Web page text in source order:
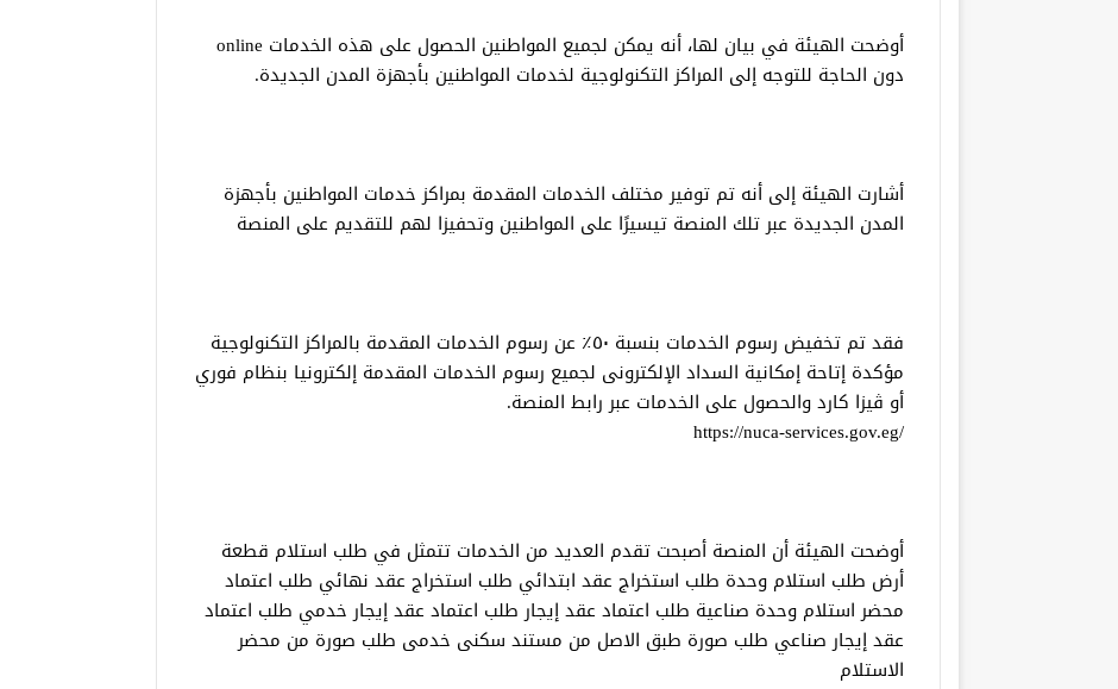
أوضحت الهيئة في بيان لها، أنه يمكن لجميع المواطنين الحصول على هذه الخدمات online
دون الحاجة للتوجه إلى المراكز التكنولوجية لخدمات المواطنين بأجهزة المدن الجديدة.
أشارت الهيئة إلى أنه تم توفير مختلف الخدمات المقدمة بمراكز خدمات المواطنين بأجهزة
المدن الجديدة عبر تلك المنصة تيسيرًا على المواطنين وتحفيزا لهم للتقديم على المنصة
فقد تم تخفيض رسوم الخدمات بنسبة ٥٠٪؜ عن رسوم الخدمات المقدمة بالمراكز التكنولوجية
مؤكدة إتاحة إمكانية السداد الإلكترونى لجميع رسوم الخدمات المقدمة إلكترونيا بنظام فوري
أو ڤيزا كارد والحصول على الخدمات عبر رابط المنصة.
/https://nuca-services.gov.eg
أوضحت الهيئة أن المنصة أصبحت تقدم العديد من الخدمات تتمثل في طلب استلام قطعة
أرض طلب استلام وحدة طلب استخراج عقد ابتدائي طلب استخراج عقد نهائي طلب اعتماد
محضر استلام وحدة صناعية طلب اعتماد عقد إيجار طلب اعتماد عقد إيجار خدمي طلب اعتماد
عقد إيجار صناعي طلب صورة طبق الاصل من مستند سكنى خدمى طلب صورة من محضر
الاستلام